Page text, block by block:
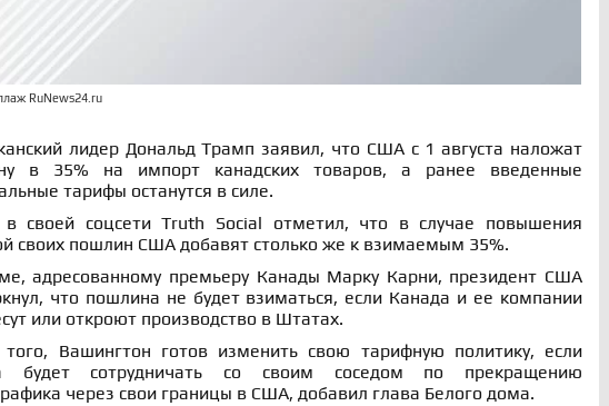
RuNews24.ru
лидер Дональд Трамп заявил, что США с 1 августа наложат
в 35% на импорт канадских товаров, а ранее введенные
тарифы останутся в силе.
своей соцсети Truth Social отметил, что в случае повышения
своих пошлин США добавят столько же к взимаемым 35%.
адресованному премьеру Канады Марку Карни, президент США
что пошлина не будет взиматься, если Канада и ее компании
или откроют производство в Штатах.
Вашингтон готов изменить свою тарифную политику, если
будет сотрудничать со своим соседом по прекращению
через свои границы в США, добавил глава Белого дома.